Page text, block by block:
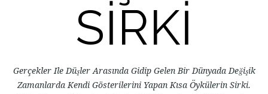
SİRKİ
Gerçekler Ile Düşler Arasında Gidip Gelen Bir Dünyada Değişik
Zamanlarda Kendi Gösterilerini Yapan Kısa Öykülerin Sirki.